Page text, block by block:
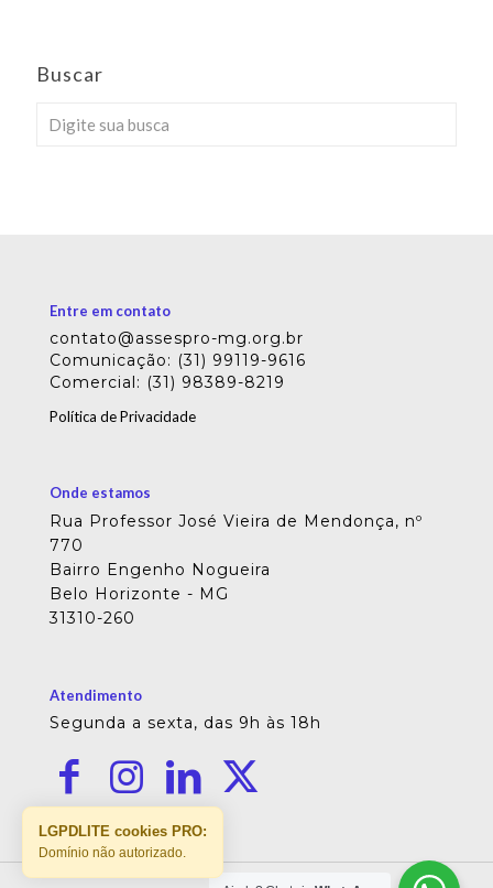
Buscar
Entre em contato
contato@assespro-mg.org.br
Comunicação: (31) 99119-9616
Comercial: (31) 98389-8219
Política de Privacidade
Onde estamos
Rua Professor José Vieira de Mendonça, nº
770
Bairro Engenho Nogueira
Belo Horizonte - MG
31310-260
Atendimento
Segunda a sexta, das 9h às 18h
LGPDLITE cookies PRO:
Domínio não autorizado.